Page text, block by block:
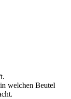
welchen Beutel